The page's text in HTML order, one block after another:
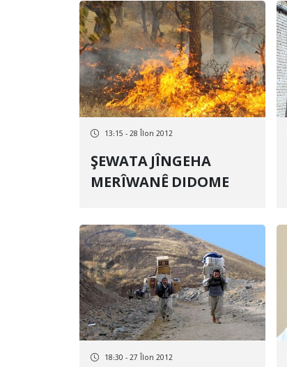
13:15 - 28 Îlon 2012
ŞEWATA JÎNGEHA
MERÎWANÊ DIDOME
18:30 - 27 Îlon 2012